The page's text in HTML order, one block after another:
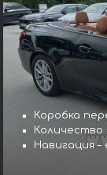
Коробка
Количество
Навигация –